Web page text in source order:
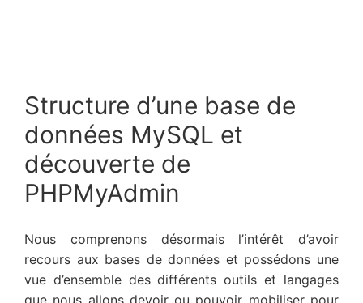
Structure d’une base de
données MySQL et
découverte de
PHPMyAdmin
Nous comprenons désormais l’intérêt d’avoir
recours aux bases de données et possédons une
vue d’ensemble des différents outils et langages